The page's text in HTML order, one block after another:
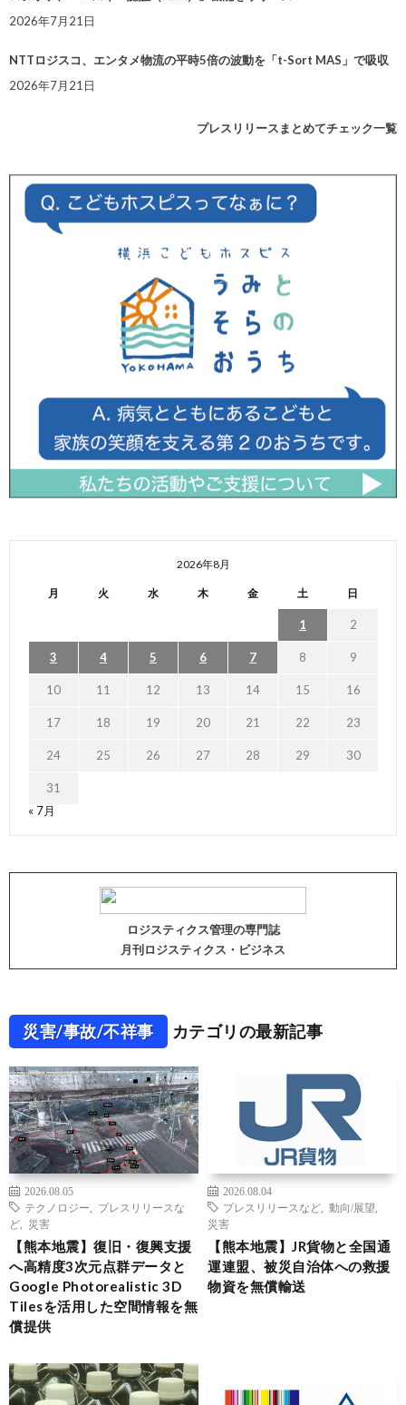
2026年7月21日
NTTロジスコ、エンタメ物流の平時5倍の波動を「t-Sort MAS」で吸収
2026年7月21日
プレスリリースまとめてチェック一覧
2026年8月
月 火 水 木 金 土 日
1 2
3 4 5 6 7 8 9
10 11 12 13 14 15 16
17 18 19 20 21 22 23
24 25 26 27 28 29 30
31
« 7月
ロジスティクス管理の専門誌
月刊ロジスティクス・ビジネス
災害/事故/不祥事 カテゴリの最新記事
2026.08.05
テクノロジー
プレスリリースな
ど
災害
【熊本地震】復旧・復興支援
へ高精度3次元点群データと
Google Photorealistic 3D
Tilesを活用した空間情報を無
償提供
2026.08.04
プレスリリースなど
動向/展望
災害
【熊本地震】JR貨物と全国通
運連盟、被災自治体への救援
物資を無償輸送